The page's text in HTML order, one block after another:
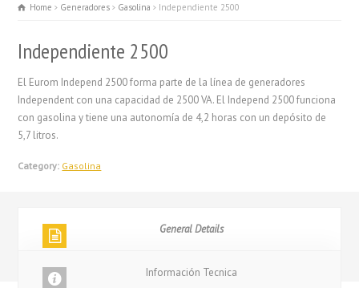
Home Generadores Gasolina Independiente 2500
Independiente 2500
El Eurom Independ 2500 forma parte de la línea de generadores
Independent con una capacidad de 2500 VA. El Independ 2500 funciona
con gasolina y tiene una autonomía de 4,2 horas con un depósito de
5,7 litros.
Category: Gasolina
General Details
Información Tecnica